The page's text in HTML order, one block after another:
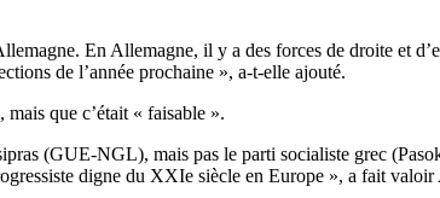
En Allemagne, il y a des forces de droite et
de l’année prochaine », a-t-elle ajouté.
que c’était « faisable ».
(GUE-NGL), mais pas le parti socialiste grec
digne du XXIe siècle en Europe », a fait